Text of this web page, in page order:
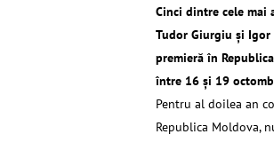
Cinci dintre cele mai
Tudor Giurgiu şi Igor
premieră în
între 16 şi 19
Pentru al doilea an
Republica Moldova,